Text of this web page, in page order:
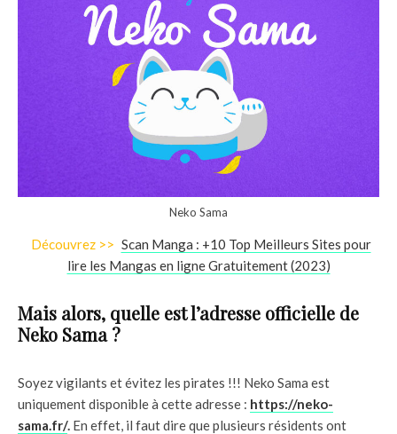
Neko Sama
Découvrez >> Scan Manga : +10 Top Meilleurs Sites pour
lire les Mangas en ligne Gratuitement (2023)
Mais alors, quelle est l’adresse officielle de
Neko Sama ?
Soyez vigilants et évitez les pirates !!! Neko Sama est
uniquement disponible à cette adresse : https://neko-
sama.fr/. En effet, il faut dire que plusieurs résidents ont